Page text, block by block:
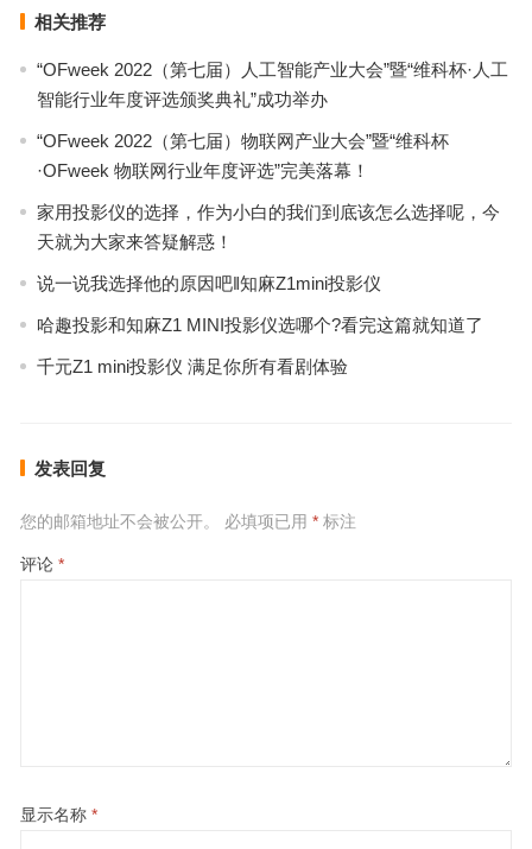
相关推荐
“OFweek 2022（第七届）人工智能产业大会”暨“维科杯·人工
智能行业年度评选颁奖典礼”成功举办
“OFweek 2022（第七届）物联网产业大会”暨“维科杯
·OFweek 物联网行业年度评选”完美落幕！
家用投影仪的选择，作为小白的我们到底该怎么选择呢，今
天就为大家来答疑解惑！
说一说我选择他的原因吧‖知麻Z1mini投影仪
哈趣投影和知麻Z1 MINI投影仪选哪个?看完这篇就知道了
千元Z1 mini投影仪 满足你所有看剧体验
发表回复
您的邮箱地址不会被公开。 必填项已用 *标注
评论 *
显示名称 *